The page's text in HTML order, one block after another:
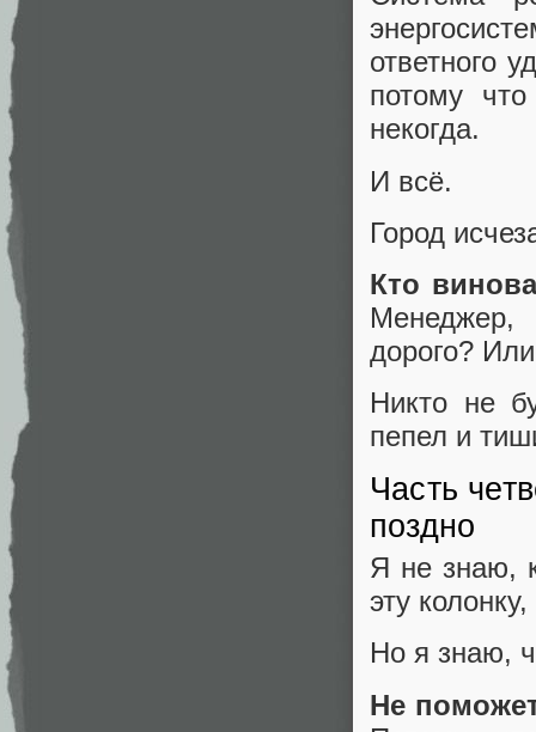
ответного
потому
некогда.
И всё.
Город
Кто
дорого?
Никто не
пепел и
Часть
поздно
Я не знаю,
эту
Но я знаю,
Не